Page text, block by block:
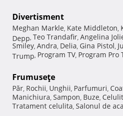
Divertisment
Meghan Markle, Kate Middleton,
Depp, Teo Trandafir, Angelina
Smiley, Andra, Delia, Gina Pistol,
Trump, Program TV, Program Pro
Frumuseţe
Păr, Rochii, Unghii, Parfumuri,
Manichiura, Sampon, Buze,
Tratament celulita, Salonul de